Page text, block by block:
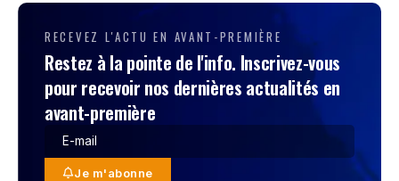
RECEVEZ L'ACTU EN AVANT-PREMIÈRE
Restez à la pointe de l'info. Inscrivez-vous
pour recevoir nos dernières actualités en
avant-première
Je m'abonne